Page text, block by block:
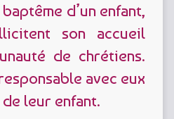
d’un enfant,
son accueil
de chrétiens.
avec eux
leur enfant.